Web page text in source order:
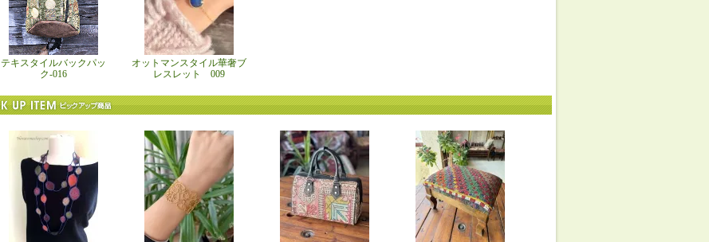
テキスタイルバックパッ
ク-016
オットマンスタイル華奢ブ
レスレット 009